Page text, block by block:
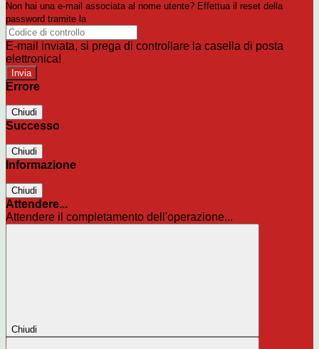
Non hai una e-mail associata al nome utente? Effettua il reset della
password tramite la
E-mail inviata, si prega di controllare la casella di posta
elettronica!
Errore
Chiudi
Successo
Chiudi
Informazione
Chiudi
Attendere...
Attendere il completamento dell'operazione...
Chiudi